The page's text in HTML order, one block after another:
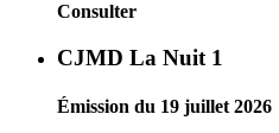
Consulter
CJMD La Nuit 1
Émission du 19 juillet 2026